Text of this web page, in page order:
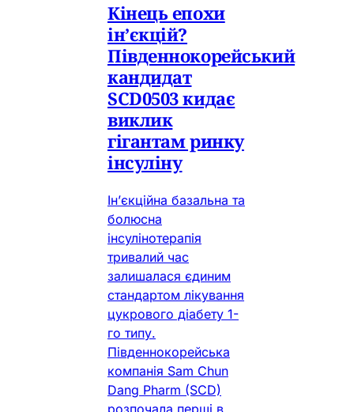
Кінець епохи
ін’єкцій?
Південнокорейський
кандидат
SCD0503 кидає
виклик
гігантам ринку
інсуліну
Ін’єкційна базальна та
болюсна
інсулінотерапія
тривалий час
залишалася єдиним
стандартом лікування
цукрового діабету 1-
го типу.
Південнокорейська
компанія Sam Chun
Dang Pharm (SCD)